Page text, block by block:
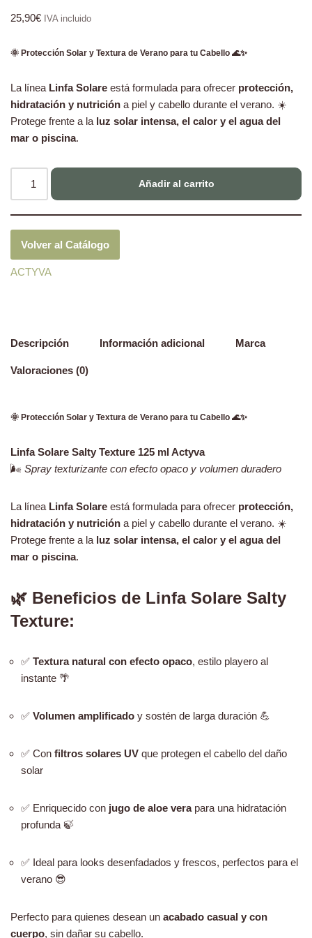
25,90€ IVA incluido
🌞 Protección Solar y Textura de Verano para tu Cabello 🌊✨
La línea Linfa Solare está formulada para ofrecer protección,
hidratación y nutrición a piel y cabello durante el verano. ☀️
Protege frente a la luz solar intensa, el calor y el agua del
mar o piscina.
Añadir al carrito
Volver al Catálogo
ACTYVA
Descripción Información adicional Marca
Valoraciones (0)
🌞 Protección Solar y Textura de Verano para tu Cabello 🌊✨
Linfa Solare Salty Texture 125 ml Actyva
🌬️ Spray texturizante con efecto opaco y volumen duradero
La línea Linfa Solare está formulada para ofrecer protección,
hidratación y nutrición a piel y cabello durante el verano. ☀️
Protege frente a la luz solar intensa, el calor y el agua del
mar o piscina.
🌿 Beneficios de Linfa Solare Salty
Texture:
✅ Textura natural con efecto opaco, estilo playero al
instante 🌴
✅ Volumen amplificado y sostén de larga duración 💪
✅ Con filtros solares UV que protegen el cabello del daño
solar
✅ Enriquecido con jugo de aloe verapara una hidratación
profunda 🍃
✅ Ideal para looks desenfadados y frescos, perfectos para el
verano 😎
Perfecto para quienes desean un acabado casual y con
cuerpo, sin dañar su cabello.